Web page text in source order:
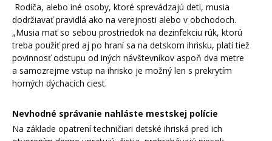
Rodiča, alebo iné osoby, ktoré sprevádzajú deti, musia
dodržiavať pravidlá ako na verejnosti alebo v obchodoch.
„Musia mať so sebou prostriedok na dezinfekciu rúk, ktorú
treba použiť pred aj po hraní sa na detskom ihrisku, platí tiež
povinnosť odstupu od iných návštevníkov aspoň dva metre
a samozrejme vstup na ihrisko je možný len s prekrytím
horných dýchacích ciest.
Nevhodné správanie nahláste mestskej polície
Na základe opatrení techničiari detské ihriská pred ich